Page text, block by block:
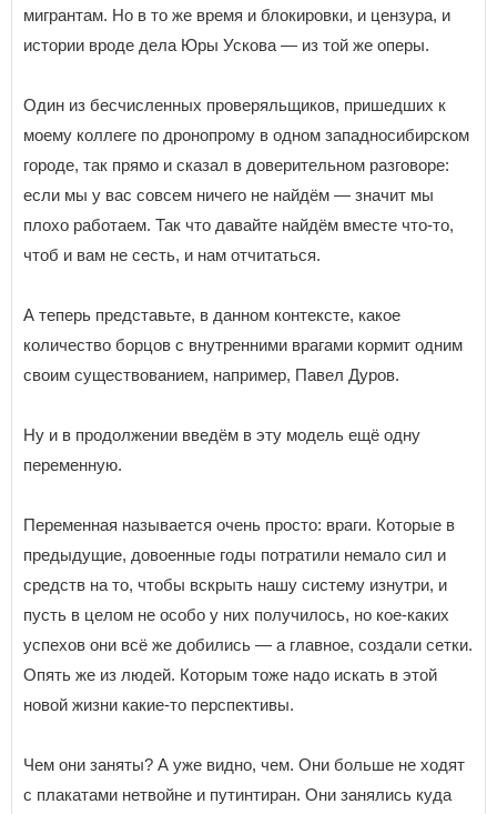
мигрантам. Но в то же время и блокировки, и цензура, и
истории вроде дела Юры Ускова — из той же оперы.
Один из бесчисленных проверяльщиков, пришедших к
моему коллеге по дронопрому в одном западносибирском
городе, так прямо и сказал в доверительном разговоре:
если мы у вас совсем ничего не найдём — значит мы
плохо работаем. Так что давайте найдём вместе что-то,
чтоб и вам не сесть, и нам отчитаться.
А теперь представьте, в данном контексте, какое
количество борцов с внутренними врагами кормит одним
своим существованием, например, Павел Дуров.
Ну и в продолжении введём в эту модель ещё одну
переменную.
Переменная называется очень просто: враги. Которые в
предыдущие, довоенные годы потратили немало сил и
средств на то, чтобы вскрыть нашу систему изнутри, и
пусть в целом не особо у них получилось, но кое-каких
успехов они всё же добились — а главное, создали сетки.
Опять же из людей. Которым тоже надо искать в этой
новой жизни какие-то перспективы.
Чем они заняты? А уже видно, чем. Они больше не ходят
с плакатами нетвойне и путинтиран. Они занялись куда